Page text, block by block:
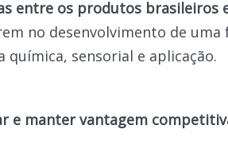
entre os produtos brasileiros
no desenvolvimento de uma
sensorial e aplicação.
e manter vantagem